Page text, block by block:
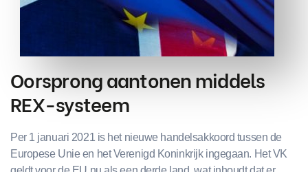
Oorsprong aantonen middels
REX-systeem
Per 1 januari 2021 is het nieuwe handelsakkoord tussen de
Europese Unie en het Verenigd Koninkrijk ingegaan. Het VK